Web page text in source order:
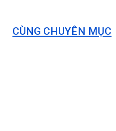
CÙNG CHUYÊN MỤC